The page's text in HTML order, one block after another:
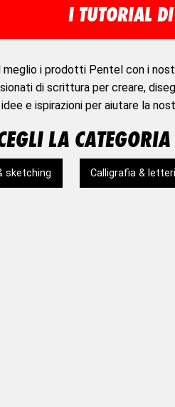
I TUTORIAL
i prodotti Pentel con i
di scrittura per creare,
e ispirazioni per aiutare la
LA
sketching Calligrafia &